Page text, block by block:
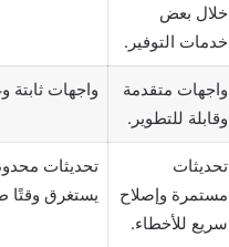
خلال بعض
خدمات التوفير.
واجهات متقدمة
وقابلة للتطوير.
واجهات ثابتة
تحديثات
مستمرة وإصلاح
سريع للأخطاء.
تحديثات
يستغرق وقتًا